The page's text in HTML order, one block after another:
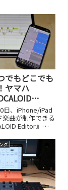
でもどこでも
ヤマハ
応でパワー
日、iPhone/iPad
曲が制作できる
Editor』の
いうお手頃な価
日間の無料体
ており、...
グ